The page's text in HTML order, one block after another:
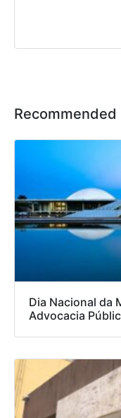
Recommended
Dia Nacional da
Advocacia